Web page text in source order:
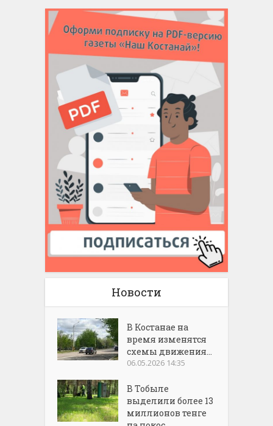
Новости
В Костанае на
время изменятся
схемы движения...
06.05.2026 14:35
В Тобыле
выделили более 13
миллионов тенге